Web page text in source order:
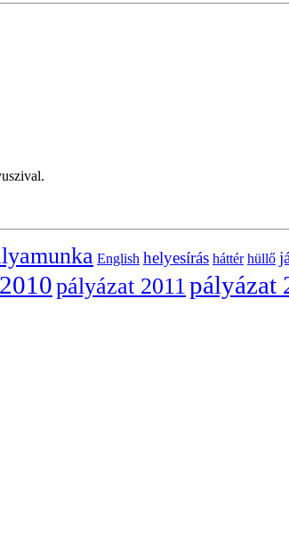
English helyesírás háttér hüllő
pályázat 2011pályázat